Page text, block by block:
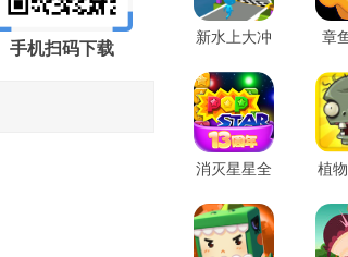
手机扫码下载
新水上大冲
关手机游戏
章
消灭星星全
新版免费版
植
尸